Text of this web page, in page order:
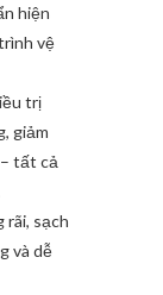
hiện
vệ
trị
giảm
tất cả
rãi, sạch
và dễ